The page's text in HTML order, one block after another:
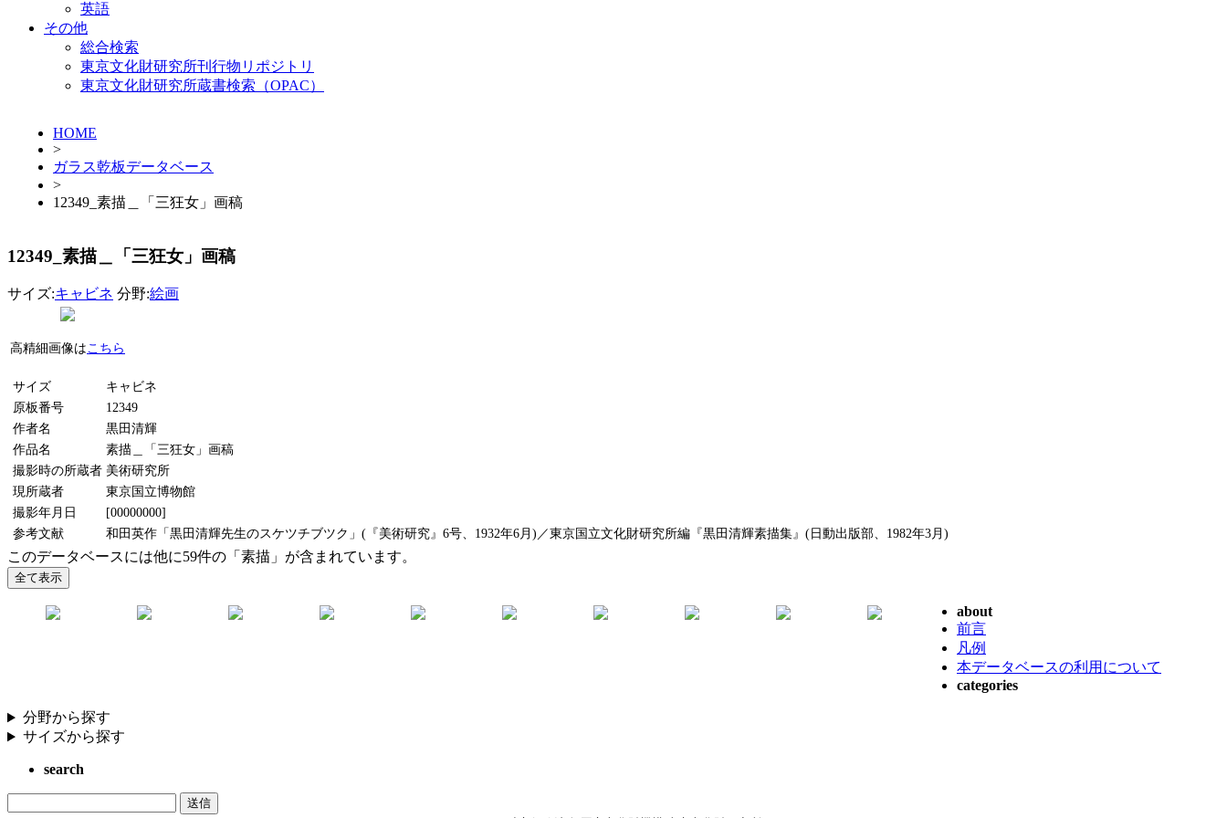
英語
その他
総合検索
東京文化財研究所刊行物リポジトリ
東京文化財研究所蔵書検索（OPAC）
HOME
>
ガラス乾板データベース
>
12349_素描＿「三狂女」画稿
12349_素描＿「三狂女」画稿
サイズ:キャビネ 分野:絵画
高精細画像はこちら
サイズ
キャビネ
原板番号
12349
作者名
黒田清輝
作品名
素描＿「三狂女」画稿
撮影時の所蔵者 美術研究所
現所蔵者
東京国立博物館
撮影年月日
[00000000]
参考文献
和田英作「黒田清輝先生のスケツチブツク」(『美術研究』6号、1932年6月)／東京国立文化財研究所編『黒田清輝素描集』(日動出版部、1982年3月)
このデータベースには他に59件の「素描」が含まれています。
about
前言
凡例
本データベースの利用について
categories
分野から探す
サイズから探す
search